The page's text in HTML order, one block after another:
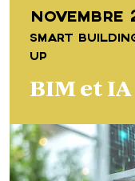
NOVEMBRE
SMART
UP
BIM et IA